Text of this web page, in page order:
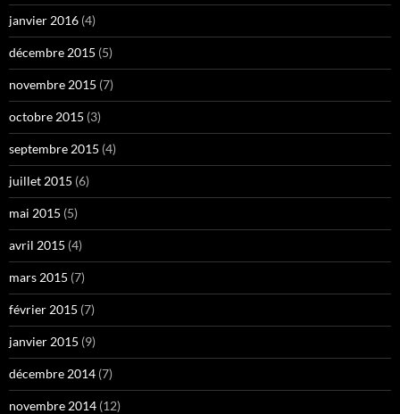
janvier 2016 (4)
décembre 2015 (5)
novembre 2015 (7)
octobre 2015 (3)
septembre 2015 (4)
juillet 2015 (6)
mai 2015 (5)
avril 2015 (4)
mars 2015 (7)
février 2015 (7)
janvier 2015 (9)
décembre 2014 (7)
novembre 2014 (12)